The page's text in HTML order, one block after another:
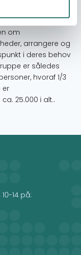
og
udover at drage
om
arrangere og
i deres behov
er således
hvoraf 1/3
er
25.000 i alt..
14 på: